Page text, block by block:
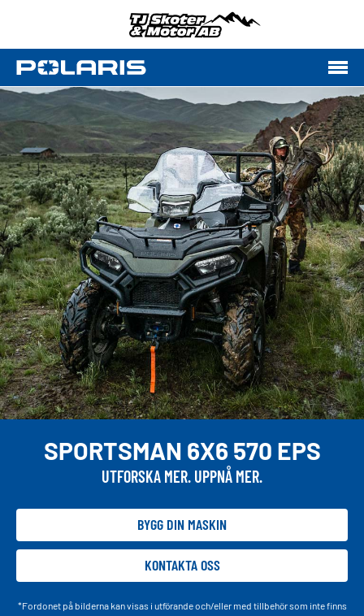
SPORTSMAN 6X6 570 EPS
UTFORSKA MER. UPPNÅ MER.
BYGG DIN MASKIN
KONTAKTA OSS
*Fordonet på bilderna kan visas i utförande och/eller med tillbehör som inte finns